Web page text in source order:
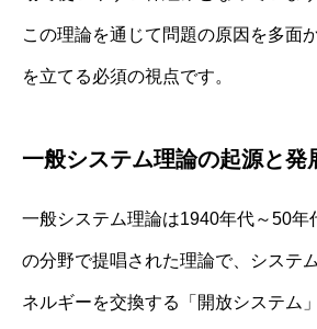
この理論を通じて問題の原因を多面
を立てる必須の視点です。
一般システム理論の起源と発
一般システム理論は1940年代～50年
の分野で提唱された理論で、システ
ネルギーを交換する「開放システム